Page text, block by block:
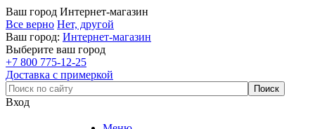
Ваш город Интернет-магазин
Все верно Нет, другой
Ваш город: Интернет-магазин
Выберите ваш город
+7 800 775-12-25
Доставка с примеркой
Вход